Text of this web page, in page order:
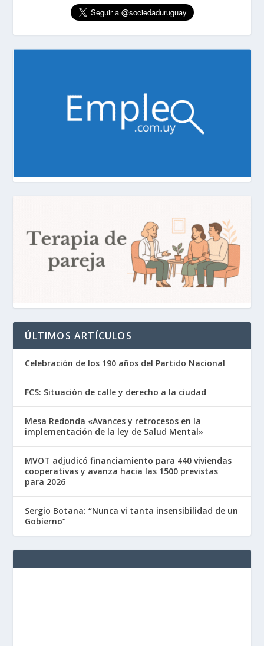
ÚLTIMOS ARTÍCULOS
Celebración de los 190 años del Partido Nacional
FCS: Situación de calle y derecho a la ciudad
Mesa Redonda «Avances y retrocesos en la
implementación de la ley de Salud Mental»
MVOT adjudicó financiamiento para 440 viviendas
cooperativas y avanza hacia las 1500 previstas
para 2026
Sergio Botana: “Nunca vi tanta insensibilidad de un
Gobierno”